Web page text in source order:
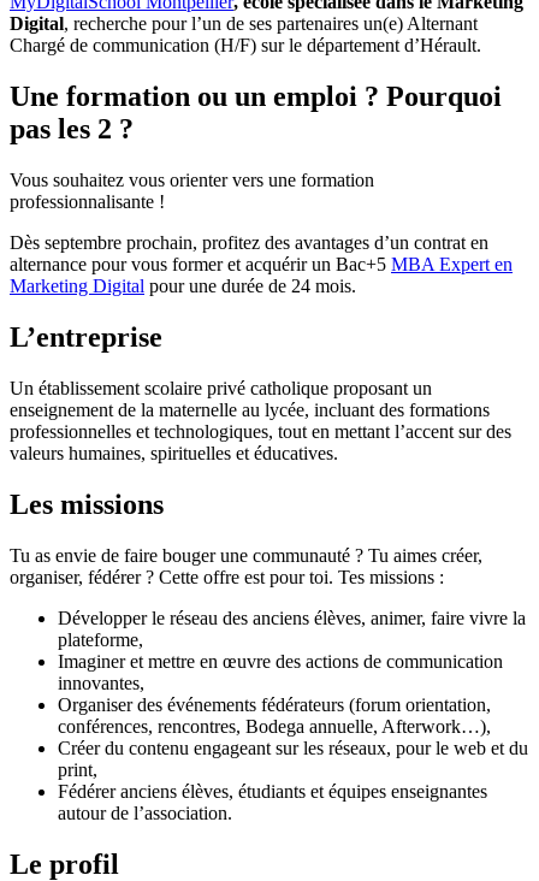
Digital, recherche pour l’un de ses partenaires un(e) Alternant
Chargé de communication (H/F) sur le département d’Hérault.
Une formation ou un emploi ? Pourquoi
pas les 2 ?
Vous souhaitez vous orienter vers une formation
professionnalisante !
Dès septembre prochain, profitez des avantages d’un contrat en
alternance pour vous former et acquérir un Bac+5 MBA Expert en
Marketing Digital pour une durée de 24 mois.
L’entreprise
Un établissement scolaire privé catholique proposant un
enseignement de la maternelle au lycée, incluant des formations
professionnelles et technologiques, tout en mettant l’accent sur des
valeurs humaines, spirituelles et éducatives.
Les missions
Tu as envie de faire bouger une communauté ? Tu aimes créer,
organiser, fédérer ? Cette offre est pour toi. Tes missions :
Développer le réseau des anciens élèves, animer, faire vivre la
plateforme,
Imaginer et mettre en œuvre des actions de communication
innovantes,
Organiser des événements fédérateurs (forum orientation,
conférences, rencontres, Bodega annuelle, Afterwork…),
Créer du contenu engageant sur les réseaux, pour le web et du
print,
Fédérer anciens élèves, étudiants et équipes enseignantes
autour de l’association.
Le profil